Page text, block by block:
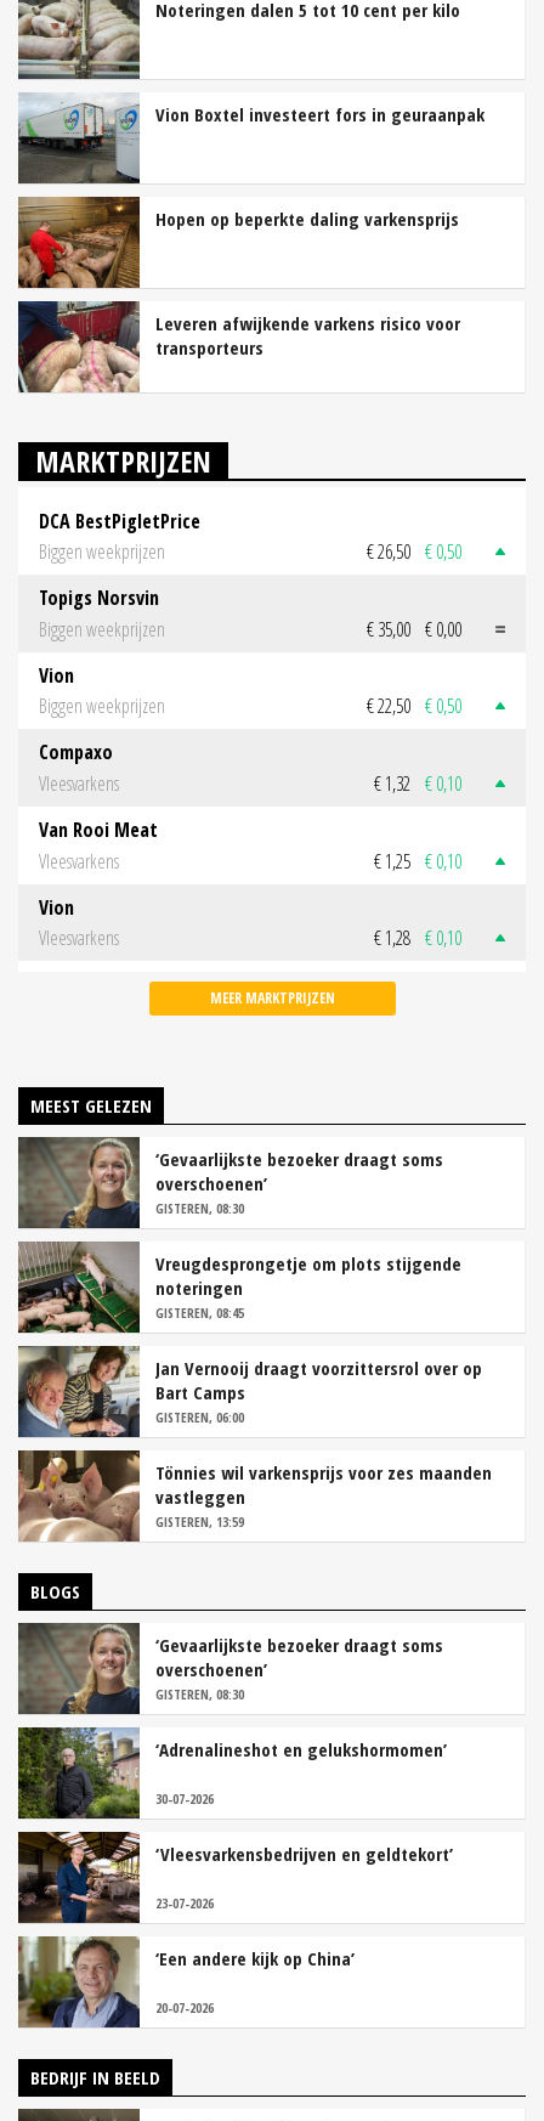
Noteringen dalen 5 tot 10 cent per kilo
Vion Boxtel investeert fors in geuraanpak
Hopen op beperkte daling varkensprijs
Leveren afwijkende varkens risico voor
transporteurs
MARKTPRIJZEN
DCA BestPigletPrice
Biggen weekprijzen
€ 26,50 € 0,50
Topigs Norsvin
Biggen weekprijzen
€ 35,00 € 0,00
Vion
Biggen weekprijzen
€ 22,50 € 0,50
Compaxo
Vleesvarkens
€ 1,32 € 0,10
Van Rooi Meat
Vleesvarkens
€ 1,25 € 0,10
Vion
Vleesvarkens
€ 1,28 € 0,10
MEER MARKTPRIJZEN
MEEST GELEZEN
‘Gevaarlijkste bezoeker draagt soms
overschoenen’
GISTEREN, 08:30
Vreugdesprongetje om plots stijgende
noteringen
GISTEREN, 08:45
Jan Vernooij draagt voorzittersrol over op
Bart Camps
GISTEREN, 06:00
Tönnies wil varkensprijs voor zes maanden
vastleggen
GISTEREN, 13:59
BLOGS
‘Gevaarlijkste bezoeker draagt soms
overschoenen’
GISTEREN, 08:30
‘Adrenalineshot en gelukshormomen’
30-07-2026
‘Vleesvarkensbedrijven en geldtekort’
23-07-2026
‘Een andere kijk op China’
20-07-2026
BEDRIJF IN BEELD